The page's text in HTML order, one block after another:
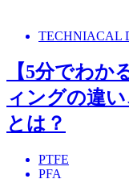
TECHNIACAL
【5分でわか
ィングの違
とは？
PTFE
PFA